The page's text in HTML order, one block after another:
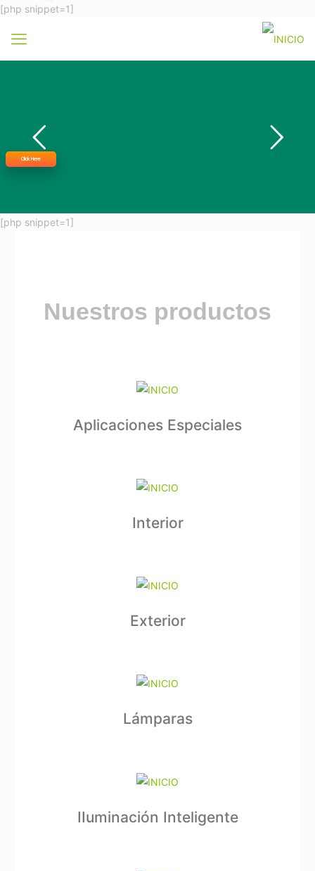
[php snippet=1]
Click Here
[php snippet=1]
Nuestros productos
Aplicaciones Especiales
Interior
Exterior
Lámparas
IIuminación Inteligente